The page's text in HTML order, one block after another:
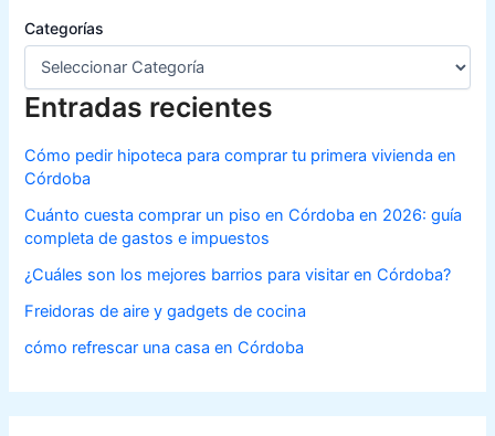
Categorías
Entradas recientes
Cómo pedir hipoteca para comprar tu primera vivienda en
Córdoba
Cuánto cuesta comprar un piso en Córdoba en 2026: guía
completa de gastos e impuestos
¿Cuáles son los mejores barrios para visitar en Córdoba?
Freidoras de aire y gadgets de cocina
cómo refrescar una casa en Córdoba